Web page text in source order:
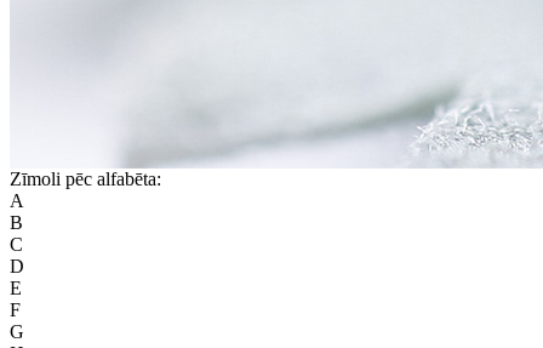
Zīmoli pēc alfabēta:
A
B
C
D
E
F
G